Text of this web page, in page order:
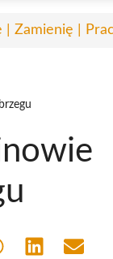
| Zamienię |
Share Share